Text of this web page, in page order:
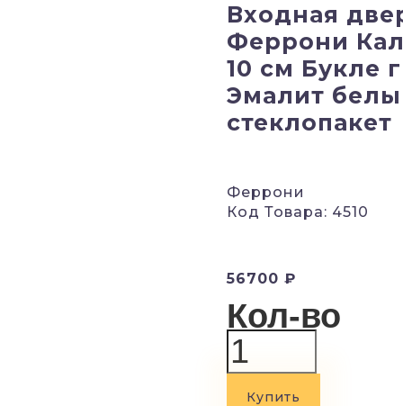
Входная
Феррони
10 см Букле
Эмалит
стеклопакет
Феррони
Код Товара: 4510
56700 ₽
Кол-во
Купить